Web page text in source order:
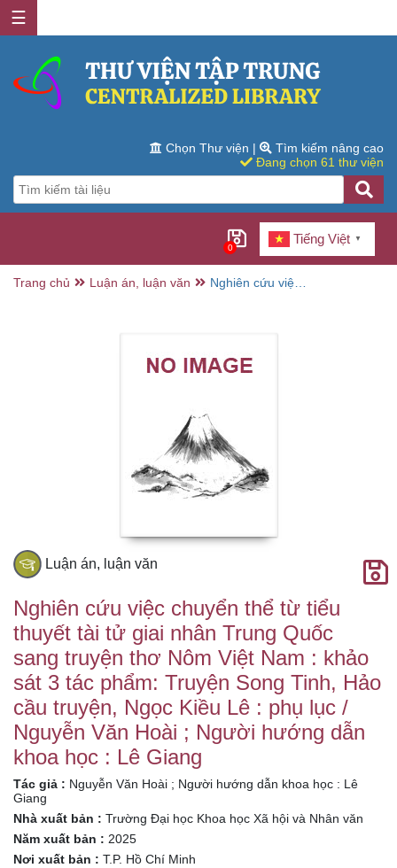
☰
Chọn Thư viện |
Tìm kiếm nâng cao
Đang chọn 61 thư viện
0
Tiếng Việt ▼
Trang chủ Luận án, luận văn
Nghiên cứu việc
khảo sát 3 tác
Kiều Lê : phụ lục /
Nguyễn Văn Hoài
; Người hướng
dẫn khoa học : Lê
Giang
Luận án, luận văn
Nghiên cứu việc chuyển thể từ tiểu
thuyết tài tử giai nhân Trung Quốc
sang truyện thơ Nôm Việt Nam : khảo
sát 3 tác phẩm: Truyện Song Tinh, Hảo
cầu truyện, Ngọc Kiều Lê : phụ lục /
Nguyễn Văn Hoài ; Người hướng dẫn
khoa học : Lê Giang
Tác giả : Nguyễn Văn Hoài ; Người hướng dẫn khoa học : Lê
Giang
Nhà xuất bản : Trường Đại học Khoa học Xã hội và Nhân văn
Năm xuất bản : 2025
Nơi xuất bản : T.P. Hồ Chí Minh